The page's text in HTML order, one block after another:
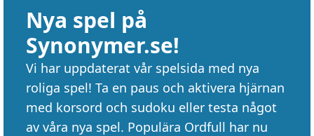
Nya spel på
Synonymer.se!
Vi har uppdaterat vår spelsida med nya
roliga spel! Ta en paus och aktivera hjärnan
med korsord och sudoku eller testa något
av våra nya spel. Populära Ordfull har nu